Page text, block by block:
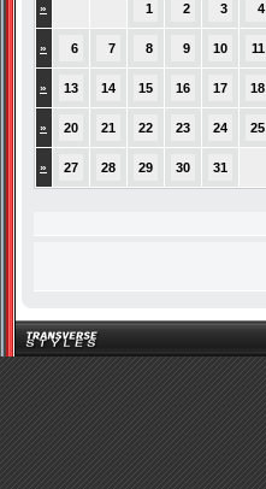
» 1 2 3 4
» 6 7 8 9 10 11
» 13 14 15 16 17 18
» 20 21 22 23 24 25
» 27 28 29 30 31